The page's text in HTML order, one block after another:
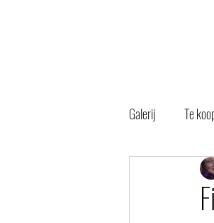
Galerij Te